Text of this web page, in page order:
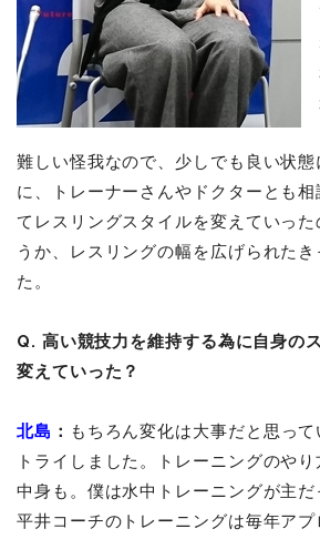
難しい怪我なので、少しでも良い状態
に、トレーナーさんやドクターとも
てレスリングスタイルを変えていっ
うか、レスリングの幅を広げられた
た。
Q. 高い競技力を維持する為に自身の
変えていった？
北島 ： もちろん変化は大事だと思っ
トライしました。トレーニングのや
中身も。僕は水中トレーニングが主だ
平井コーチのトレーニングは毎年ア